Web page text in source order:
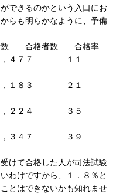
できるのかという入口にお
らも明らかなように、予備
格者数 合格率
４７７ １１
１８３ ２１
，２２４ ３５
，３４７ ３９
けて合格した人が司法試験
わけですから、１．８％と
とはできないかも知れませ